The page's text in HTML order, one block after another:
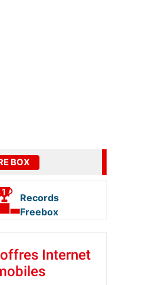
BOX
Records
Freebox
Internet